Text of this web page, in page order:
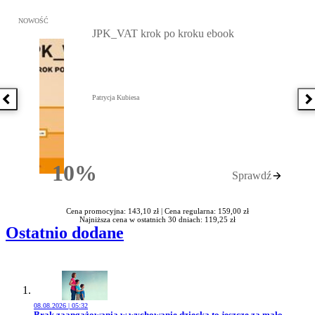
Poprzednia książka
Przejdź do: JPK_VAT krok po kroku ebook, Patrycja Kubiesa -
NOWOŚĆ
10%Rabatu
JPK_VAT krok po kroku ebook
Patrycja Kubiesa
Sprawdź
Cena promocyjna: 143,10 zł | Cena regularna: 159,00 zł
Najniższa cena w ostatnich 30 dniach: 119,25 zł
Ostatnio dodane
08.08.2026 | 05:32